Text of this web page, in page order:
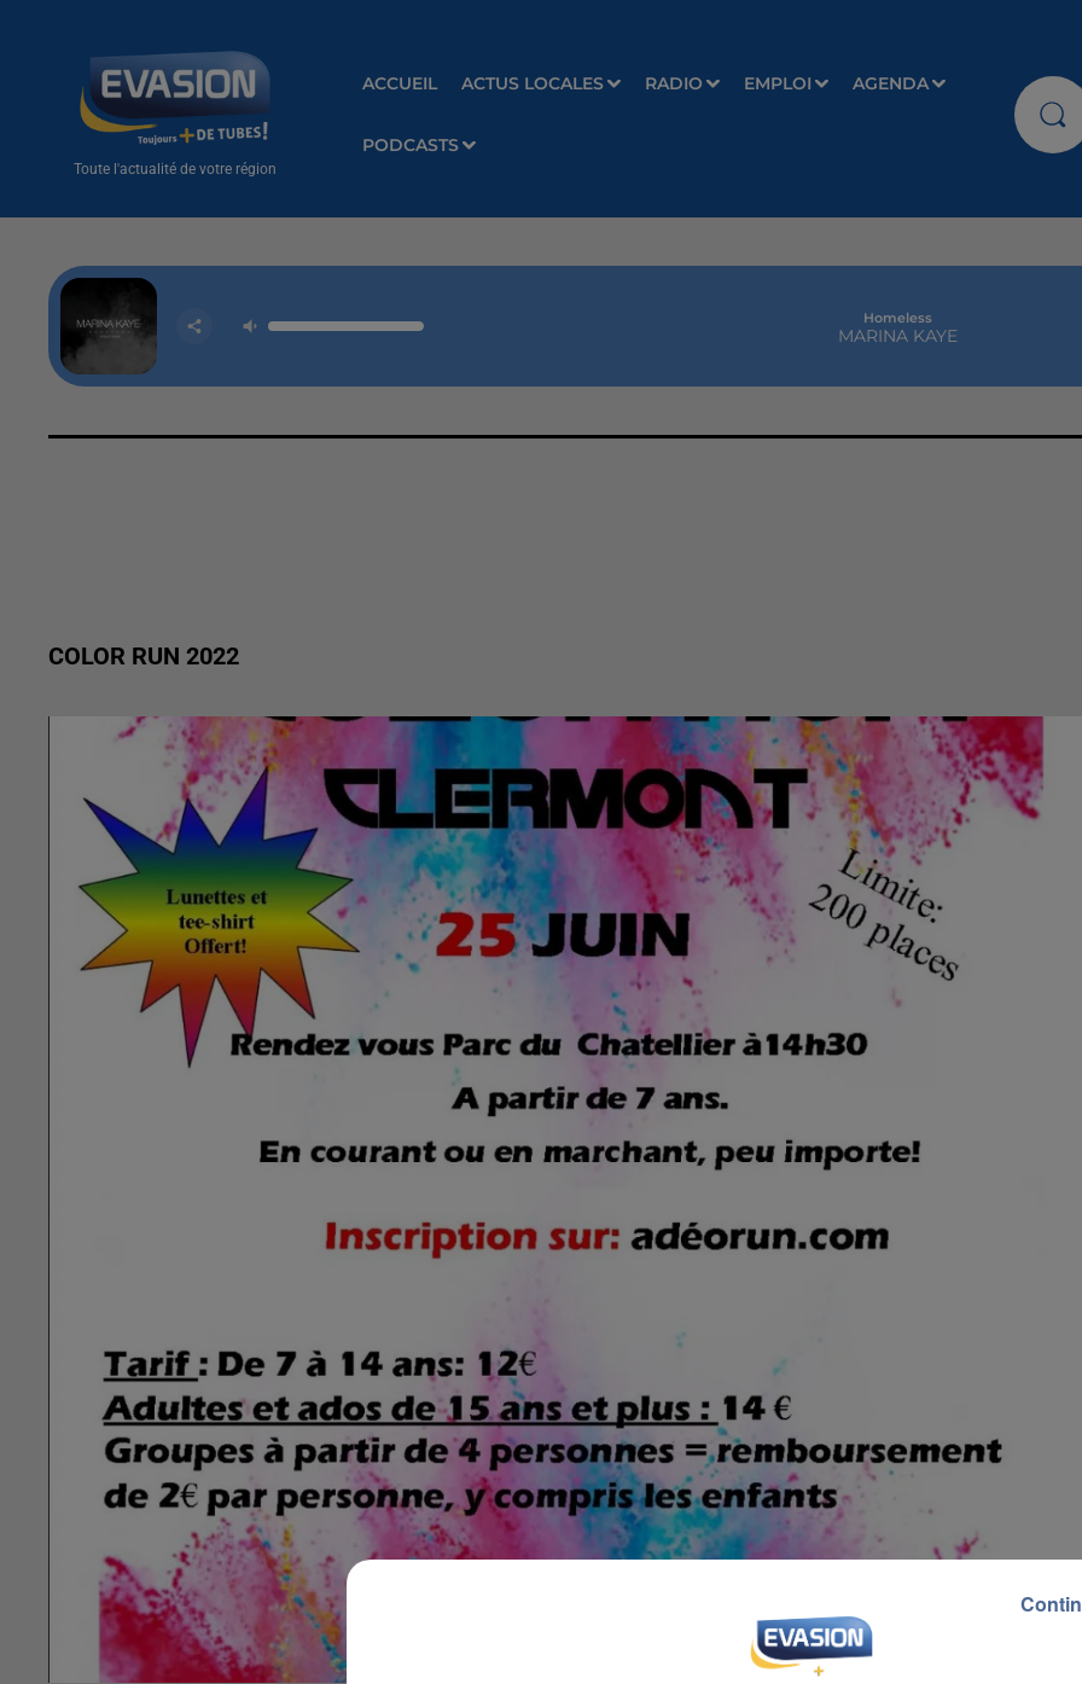
Toute l'actualité de votre région
ACCUEIL ACTUS LOCALES RADIO EMPLOI AGENDA
PODCASTS
Homeless
MARINA KAYE
COLOR RUN 2022